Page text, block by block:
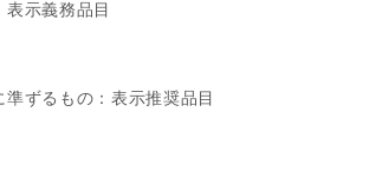
表示義務品目
準ずるもの：表示推奨品目